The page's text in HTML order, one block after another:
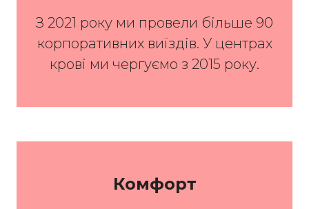
З 2021 року ми провели більше 90
корпоративних виїздів. У центрах
крові ми чергуємо з 2015 року.
Комфорт